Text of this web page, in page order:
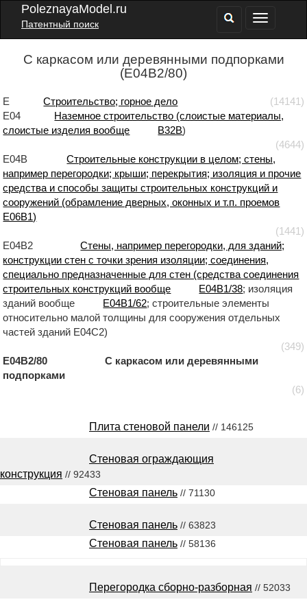
PoleznayaModel.ru
Патентный поиск
С каркасом или деревянными подпорками
(E04B2/80)
E Строительство; горное дело
(14141)
E04
Наземное строительство (слоистые материалы,
слоистые изделия вообще
B32B)
(4644)
E04B
Строительные конструкции в целом; стены,
например перегородки; крыши; перекрытия; изоляция и прочие
средства и способы защиты строительных конструкций и
сооружений (обрамление дверных, оконных и т.п. проемов
E06B1)
(1441)
E04B2
Стены, например перегородки, для зданий;
конструкции стен с точки зрения изоляции; соединения,
специально предназначенные для стен (средства соединения
строительных конструкций вообще
E04B1/38; изоляция
зданий вообще
E04B1/62; строительные элементы
относительно малой толщины для сооружения отдельных
частей зданий E04C2)
(349)
E04B2/80 С каркасом или деревянными
подпорками
(6)
Плита стеновой панели // 146125
Стеновая ограждающия
конструкция // 92433
Стеновая панель // 71130
Стеновая панель // 63823
Стеновая панель // 58136
Перегородка сборно-разборная // 52033